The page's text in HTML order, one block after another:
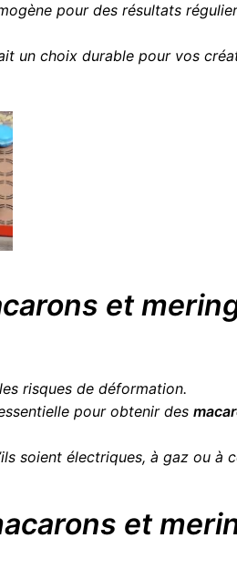
pour des résultats
un choix durable pour vos
et
risques de déformation.
pour obtenir des
soient électriques, à gaz ou à
et